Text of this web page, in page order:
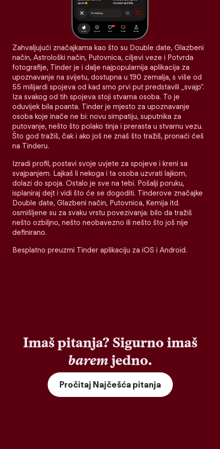
Zahvaljujući značajkama kao što su Double date, Glazbeni
način, Astrološki način, Putovnica, ciljevi veze i Potvrda
fotografije, Tinder je i dalje najpopularnija aplikacija za
upoznavanje na svijetu, dostupna u 190 zemalja, s više od
55 milijardi spojeva od kad smo prvi put predstavili „svajp“.
Iza svakog od tih spojeva stoji stvarna osoba. To je
oduvijek bila poanta. Tinder je mjesto za upoznavanje
osoba koje inače ne bi: novu simpatiju, suputnika za
putovanje, nešto što polako tinja i prerasta u stvarnu vezu.
Što god tražiš, čak i ako još ne znaš što tražiš, pronaći ćeš
na Tinderu.
Izradi profil, postavi svoje uvjete za spojeve i kreni sa
svajpanjem. Lajkaš li nekoga i ta osoba uzvrati lajkom,
dolazi do spoja. Ostalo je sve na tebi. Pošalji poruku,
isplaniraj dejt i vidi što će se dogoditi. Tinderove značajke
Double date, Glazbeni način, Putovnica, Kemija itd.
osmišljene su za svaku vrstu povezivanja: bilo da tražiš
nešto ozbiljno, nešto neobavezno ili nešto što još nije
definirano.
Besplatno preuzmi Tinder aplikaciju za iOS i Android.
Imaš pitanja? Sigurno imaš
baremjedno.
Pročitaj Najčešća pitanja